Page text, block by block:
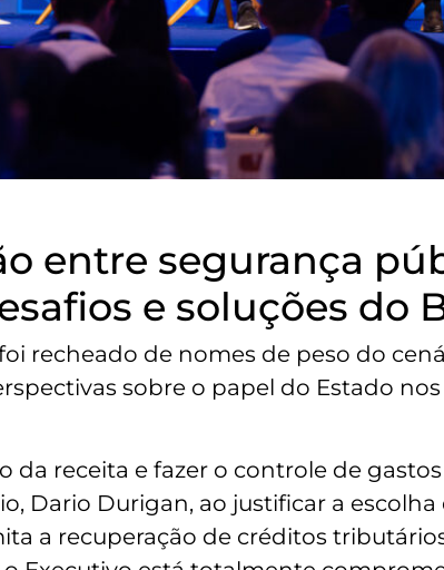
entre segurança
e soluções do
recheado de nomes de peso do
sobre o papel do Estado
da receita e fazer o controle de
Dario Durigan, ao justificar a
a recuperação de créditos